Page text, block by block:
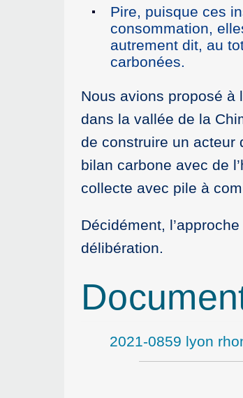
Pire, puisque ces
consommation,
autrement dit, au
carbonées.
Nous avions proposé à
dans la vallée de la
de construire un acteur
bilan carbone avec de
collecte avec pile à
Décidément,
délibération.
2021-0859 lyon